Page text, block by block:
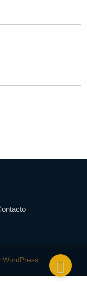
WordPress